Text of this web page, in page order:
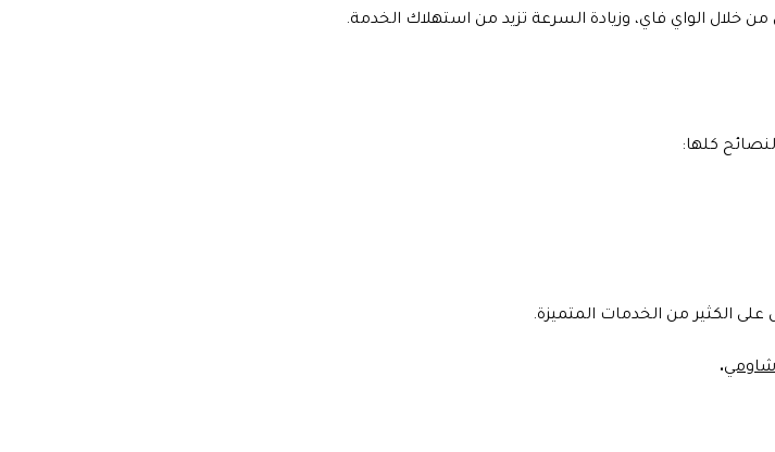
خلال الواي فاي، وزيادة السرعة تزيد من استهلاك الخدمة.
كلها:
الكثير من الخدمات المتميزة.
شاومي.